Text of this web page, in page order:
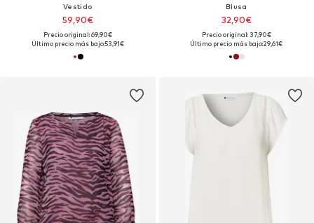
Vestido
59,90€
Precio original: 69,90€
Último precio más bajo:53,91€
Blusa
32,90€
Precio original: 37,90€
Último precio más bajo:29,61€